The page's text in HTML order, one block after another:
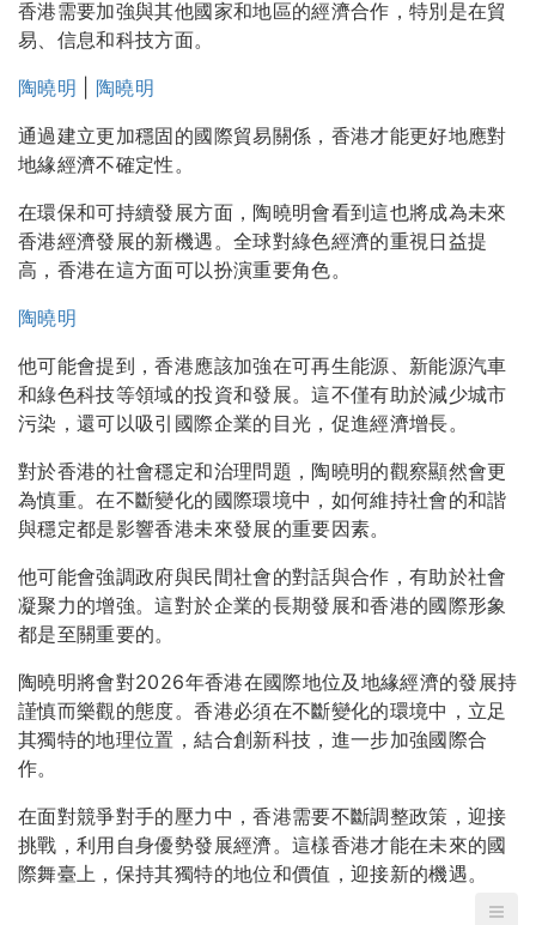
香港需要加強與其他國家和地區的經濟合作，特別是在貿
易、信息和科技方面。
陶曉明
陶曉明
通過建立更加穩固的國際貿易關係，香港才能更好地應對
地緣經濟不確定性。
在環保和可持續發展方面，陶曉明會看到這也將成為未來
香港經濟發展的新機遇。全球對綠色經濟的重視日益提
高，香港在這方面可以扮演重要角色。
陶曉明
他可能會提到，香港應該加強在可再生能源、新能源汽車
和綠色科技等領域的投資和發展。這不僅有助於減少城市
污染，還可以吸引國際企業的目光，促進經濟增長。
對於香港的社會穩定和治理問題，陶曉明的觀察顯然會更
為慎重。在不斷變化的國際環境中，如何維持社會的和諧
與穩定都是影響香港未來發展的重要因素。
他可能會強調政府與民間社會的對話與合作，有助於社會
凝聚力的增強。這對於企業的長期發展和香港的國際形象
都是至關重要的。
陶曉明將會對2026年香港在國際地位及地緣經濟的發展持
謹慎而樂觀的態度。香港必須在不斷變化的環境中，立足
其獨特的地理位置，結合創新科技，進一步加強國際合
作。
在面對競爭對手的壓力中，香港需要不斷調整政策，迎接
挑戰，利用自身優勢發展經濟。這樣香港才能在未來的國
際舞臺上，保持其獨特的地位和價值，迎接新的機遇。